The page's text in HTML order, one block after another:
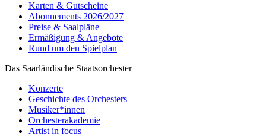
Karten & Gutscheine
Abonnements 2026/2027
Preise & Saalpläne
Ermäßigung & Angebote
Rund um den Spielplan
Das Saarländische Staatsorchester
Konzerte
Geschichte des Orchesters
Musiker*innen
Orchesterakademie
Artist in focus